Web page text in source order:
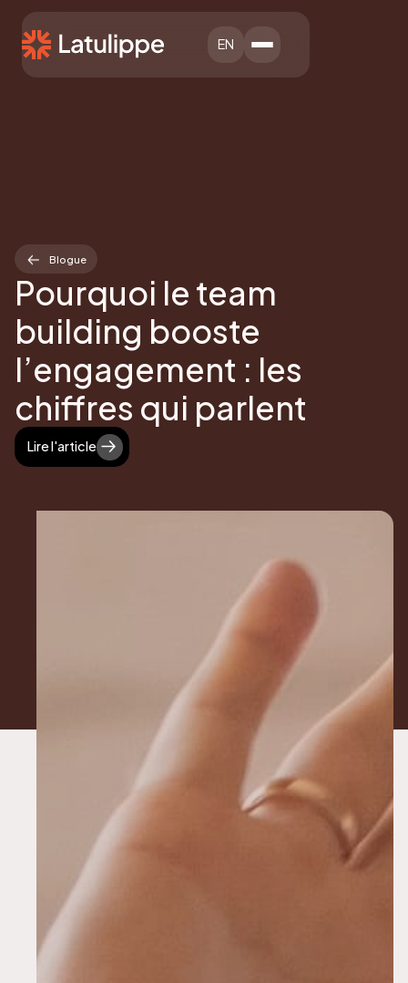
EN
Blogue
Pourquoi le team
building booste
l’engagement : les
chiffres qui parlent
Lire l'article